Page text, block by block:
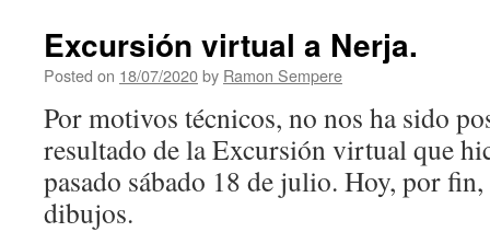
Excursión virtual a Nerja.
Posted on 18/07/2020by Ramon Sempere
Por motivos técnicos, no nos ha sido
resultado de la Excursión virtual que
pasado sábado 18 de julio. Hoy, por
dibujos.